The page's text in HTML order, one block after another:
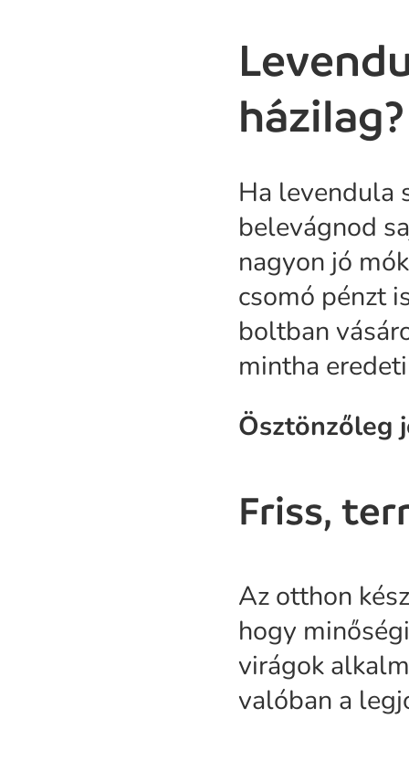
Ha levendula
belevágnod
nagyon jó
csomó pénzt
boltban
mintha
Ösztönzőleg
Friss,
Az otthon
hogy
virágok
valóban a